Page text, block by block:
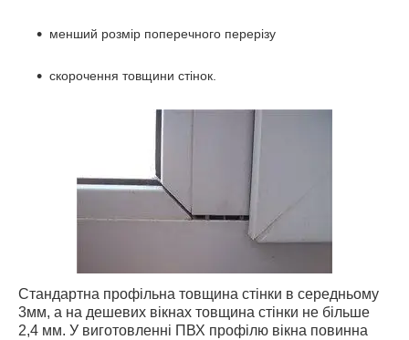
менший розмір поперечного перерізу
скорочення товщини стінок.
Стандартна профільна товщина стінки в середньому
3мм, а на дешевих вікнах товщина стінки не більше
2,4 мм. У виготовленні ПВХ профілю вікна повинна